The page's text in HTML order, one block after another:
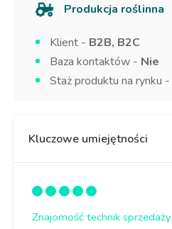
Produkcja roślinna
Klient - B2B, B2C
Baza kontaktów - Nie
Staż produktu na rynku -
Kluczowe umiejętności
Znajomość technik sprzedaży